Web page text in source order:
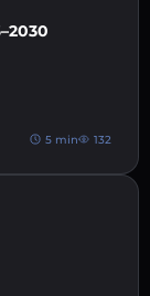
5 min 132